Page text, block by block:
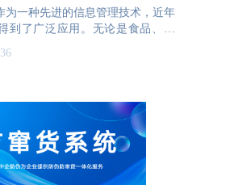
为一种先进的信息管理技术，近年
到了广泛应用。无论是食品、医
侈品行业，二维码溯源系统都展
前景。首先，食品行业是二维码溯